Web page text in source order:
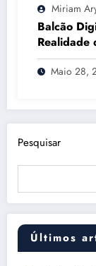
Miriam
Balcão
Realidade
Maio 28,
Pesquisar
Últimos